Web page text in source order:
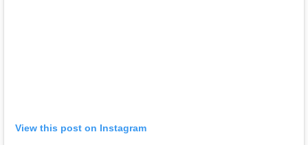
View this post on Instagram